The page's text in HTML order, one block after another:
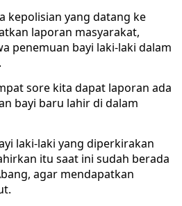
kepolisian yang datang ke
laporan masyarakat,
penemuan bayi laki-laki dalam
sore kita dapat laporan ada
bayi baru lahir di dalam
laki-laki yang diperkirakan
itu saat ini sudah berada
agar mendapatkan